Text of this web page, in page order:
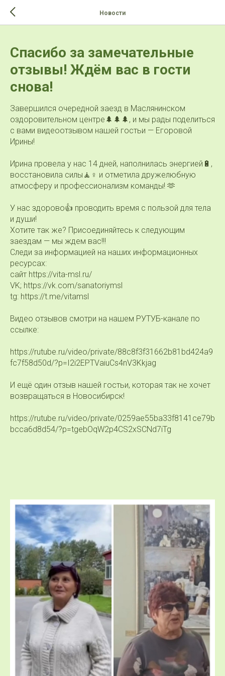
Новости
Спасибо за замечательные
отзывы! Ждём вас в гости
снова!
Завершился очередной заезд в Маслянинском
оздоровительном центре🌲🌲🌲, и мы рады поделиться
с вами видеоотзывом нашей гостьи — Егоровой
Ирины!
Ирина провела у нас 14 дней, наполнилась энергией🔋,
восстановила силы🧘♀ и отметила дружелюбную
атмосферу и профессионализм команды! 🫶
У нас здорово👍 проводить время с пользой для тела
и души!
Хотите так же? Присоединяйтесь к следующим
заездам — мы ждем вас!!!
Следи за информацией на наших информационных
ресурсах:
сайт https://vita-msl.ru/
VK; https://vk.com/sanatoriymsl
tg: https://t.me/vitamsl
Видео отзывов смотри на нашем РУТУБ-канале по
ссылке:
https://rutube.ru/video/private/88c8f3f31662b81bd424a9
fc7f58d50d/?p=I2i2EPTVaiuCs4nV3Kkjag
И ещё один отзыв нашей гостьи, которая так не хочет
возвращаться в Новосибирск!
https://rutube.ru/video/private/0259ae55ba33f8141ce79b
bcca6d8d54/?p=tgebOqW2p4CS2xSCNd7iTg